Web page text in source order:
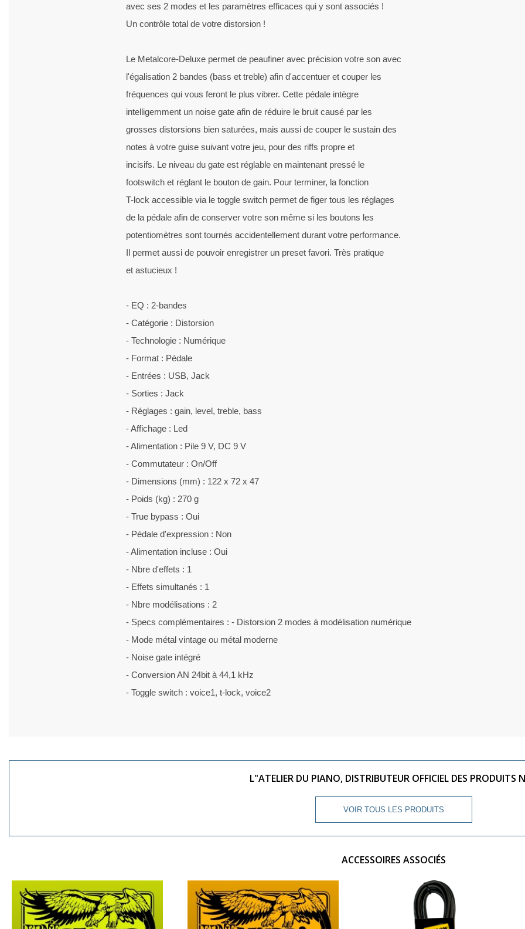
avec ses 2 modes et les paramètres efficaces qui y sont associés !
Un contrôle total de votre distorsion !
Le Metalcore-Deluxe permet de peaufiner avec précision votre son avec
l'égalisation 2 bandes (bass et treble) afin d'accentuer et couper les
fréquences qui vous feront le plus vibrer. Cette pédale intègre
intelligemment un noise gate afin de réduire le bruit causé par les
grosses distorsions bien saturées, mais aussi de couper le sustain des
notes à votre guise suivant votre jeu, pour des riffs propre et
incisifs. Le niveau du gate est réglable en maintenant pressé le
footswitch et réglant le bouton de gain. Pour terminer, la fonction
T-lock accessible via le toggle switch permet de figer tous les réglages
de la pédale afin de conserver votre son même si les boutons les
potentiomètres sont tournés accidentellement durant votre performance.
Il permet aussi de pouvoir enregistrer un preset favori. Très pratique
et astucieux !
- EQ : 2-bandes
- Catégorie : Distorsion
- Technologie : Numérique
- Format : Pédale
- Entrées : USB, Jack
- Sorties : Jack
- Réglages : gain, level, treble, bass
- Affichage : Led
- Alimentation : Pile 9 V, DC 9 V
- Commutateur : On/Off
- Dimensions (mm) : 122 x 72 x 47
- Poids (kg) : 270 g
- True bypass : Oui
- Pédale d'expression : Non
- Alimentation incluse : Oui
- Nbre d'effets : 1
- Effets simultanés : 1
- Nbre modélisations : 2
- Specs complémentaires : - Distorsion 2 modes à modélisation numérique
- Mode métal vintage ou métal moderne
- Noise gate intégré
- Conversion AN 24bit à 44,1 kHz
- Toggle switch : voice1, t-lock, voice2
L"ATELIER DU PIANO, DISTRIBUTEUR OFFICIEL DES PRODUITS
VOIR TOUS LES PRODUITS
ACCESSOIRES ASSOCIÉS